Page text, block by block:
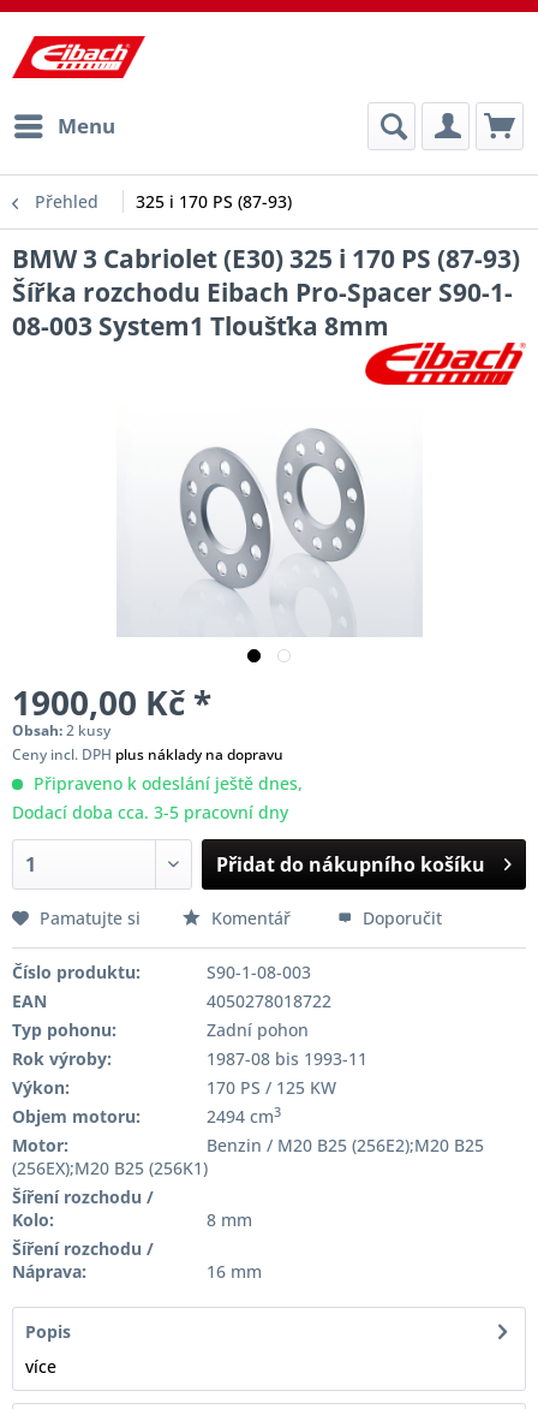
Menu
Přehled 325 i 170 PS (87-93)
BMW 3 Cabriolet (E30) 325 i 170 PS (87-93)
Šířka rozchodu Eibach Pro-Spacer S90-1-
08-003 System1 Tloušťka 8mm
1900,00 Kč *
Obsah:2 kusy
Ceny incl. DPH plus náklady na dopravu
Připraveno k odeslání ještě dnes,
Dodací doba cca. 3-5 pracovní dny
Přidat do nákupního košíku
Pamatujte si Komentář Doporučit
Číslo produktu:
S90-1-08-003
EAN
4050278018722
Typ pohonu:
Zadní pohon
Rok výroby:
1987-08 bis 1993-11
Výkon:
170 PS / 125 KW
Objem motoru:
2494 cm3
Motor:
Benzin / M20 B25 (256E2);M20 B25
(256EX);M20 B25 (256K1)
Šíření rozchodu /
Kolo:
8 mm
Šíření rozchodu /
Náprava:
16 mm
Popis
více